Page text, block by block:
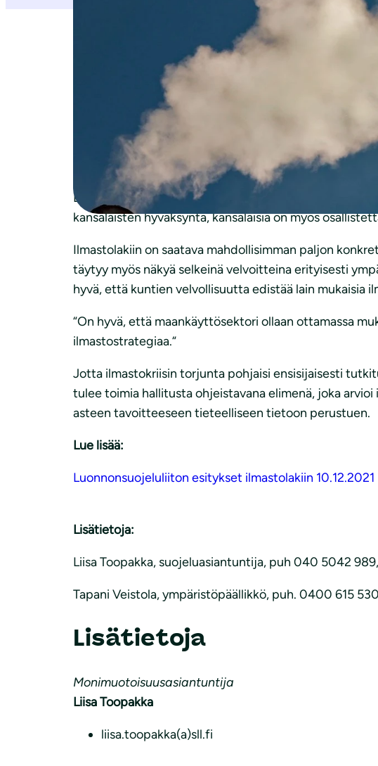
Luonnonsuojeluliiton mielestä ilmastolain luonnos on
hiilibudjetit ja sitovat päästövähennystavoitteet eri
mukaan tämä tarkoittaa, että päästövähennysten on
“On hyvä, että lakiesitykseen on kirjattu
myös sitovat päästövähennystavoitteet vuosille
hiilinielut”, toteaa Luonnonsuojeluliiton
Lisäksi avoimuutta ja tiedonjakoa ilmastokriisistä on
kansalaisten hyväksyntä, kansalaisia on myös
Ilmastolakiin on saatava mahdollisimman paljon
täytyy myös näkyä selkeinä velvoitteina erityisesti
hyvä, että kuntien velvollisuutta edistää lain mukaisia
“On hyvä, että maankäyttösektori ollaan ottamassa
ilmastostrategiaa.“
Jotta ilmastokriisin torjunta pohjaisi ensisijaisesti
tulee toimia hallitusta ohjeistavana elimenä, joka
asteen tavoitteeseen tieteelliseen tietoon perustuen.
Lue lisää:
Luonnonsuojeluliiton esitykset ilmastolakiin 10.12.2021
Lisätietoja:
Liisa Toopakka, suojeluasiantuntija, puh 040 5042
Tapani Veistola, ympäristöpäällikkö, puh. 0400 615
Lisätietoja
Monimuotoisuusasiantuntija
Liisa Toopakka
liisa.toopakka(a)sll.fi